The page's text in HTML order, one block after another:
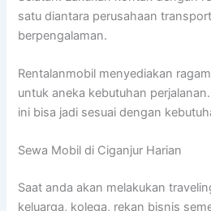
satu diantara perusahaan
berpengalaman.
Rentalanmobil menyediakan
untuk aneka kebutuhan
ini bisa jadi sesuai dengan
Sewa Mobil di Ciganjur Harian
Saat anda akan melakukan
keluarga, kolega, rekan bisnis